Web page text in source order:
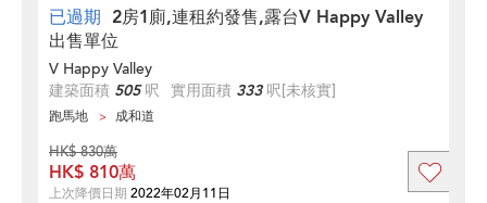
已過期 2房1廁,連租約發售,露台V Happy Valley
出售單位
V Happy Valley
建築面積 505呎 實用面積 333呎[未核實]
跑馬地 成和道
HK$ 830萬
HK$ 810萬
上次降價日期 2022年02月11日